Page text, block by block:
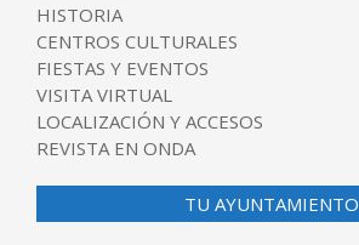
HISTORIA
CENTROS CULTURALES
FIESTAS Y EVENTOS
VISITA VIRTUAL
LOCALIZACIÓN Y ACCESOS
REVISTA EN ONDA
TU AYUNTAMIENTO